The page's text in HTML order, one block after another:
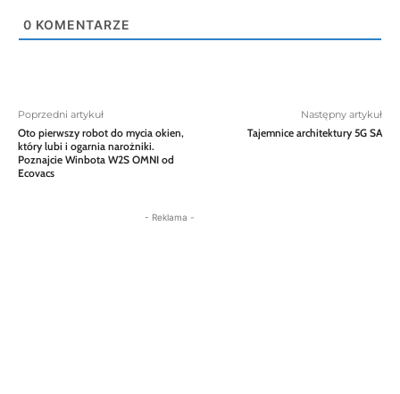
0 KOMENTARZE
Poprzedni artykuł
Oto pierwszy robot do mycia okien,
który lubi i ogarnia narożniki.
Poznajcie Winbota W2S OMNI od
Ecovacs
Następny artykuł
Tajemnice architektury 5G SA
- Reklama -